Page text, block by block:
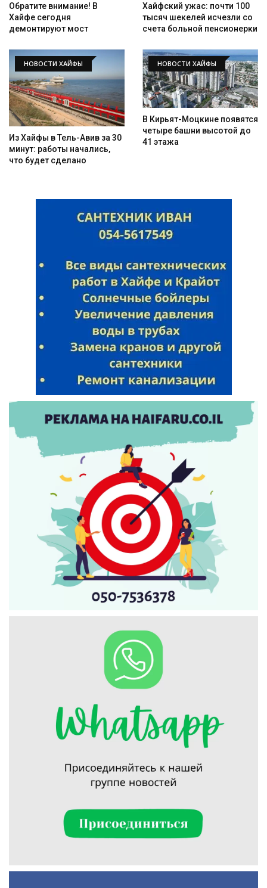
Обратите внимание! В
Хайфе сегодня
демонтируют мост
Хайфский ужас: почти 100
тысяч шекелей исчезли со
счета больной пенсионерки
НОВОСТИ ХАЙФЫ
Из Хайфы в Тель-Авив за 30
минут: работы начались,
что будет сделано
НОВОСТИ ХАЙФЫ
В Кирьят-Моцкине появятся
четыре башни высотой до
41 этажа